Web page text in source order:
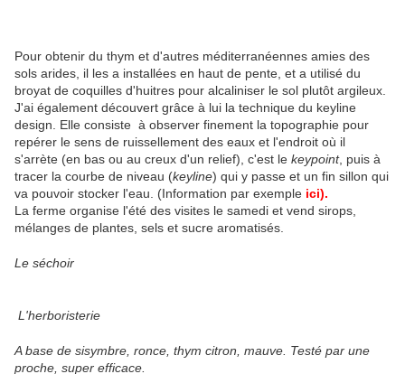
Pour obtenir du thym et d'autres méditerranéennes amies des
sols arides, il les a installées en haut de pente, et a utilisé du
broyat de coquilles d'huitres pour alcaliniser le sol plutôt argileux.
J'ai également découvert grâce à lui la technique du keyline
design. Elle consiste à observer finement la topographie pour
repérer le sens de ruissellement des eaux et l'endroit où il
s'arrète (en bas ou au creux d'un relief), c'est le keypoint, puis à
tracer la courbe de niveau (keyline) qui y passe et un fin sillon qui
va pouvoir stocker l'eau. (Information par exemple ici).
La ferme organise l'été des visites le samedi et vend sirops,
mélanges de plantes, sels et sucre aromatisés.
Le séchoir
L'herboristerie
A base de sisymbre, ronce, thym citron, mauve. Testé par une
proche, super efficace.